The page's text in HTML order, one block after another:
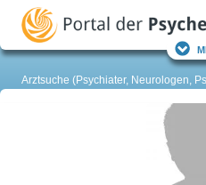
Arztsuche (Psychiater, Neurologen,